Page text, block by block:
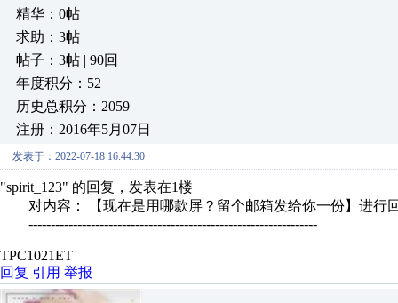
精华：0帖
求助：3帖
帖子：3帖 | 90回
年度积分：52
历史总积分：2059
注册：2016年5月07日
发表于：2022-07-18 16:44:30
"spirit_123" 的回复，发表在1楼
对内容： 【现在是用哪款屏？留个邮箱发给你一份】进行
-----------------------------------------------------------------
TPC1021ET
回复 引用 举报